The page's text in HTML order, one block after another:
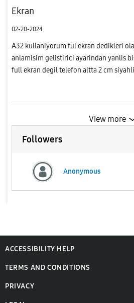
Ekran
02-20-2024
A32 kullaniyorum ful ekran dedikleri
anlamisim gelistirici ayarindan yanlis
full ekran degil telefon altta 2 cm
View more
Followers
Anonymous
ACCESSIBILITY HELP
TERMS AND CONDITIONS
PRIVACY